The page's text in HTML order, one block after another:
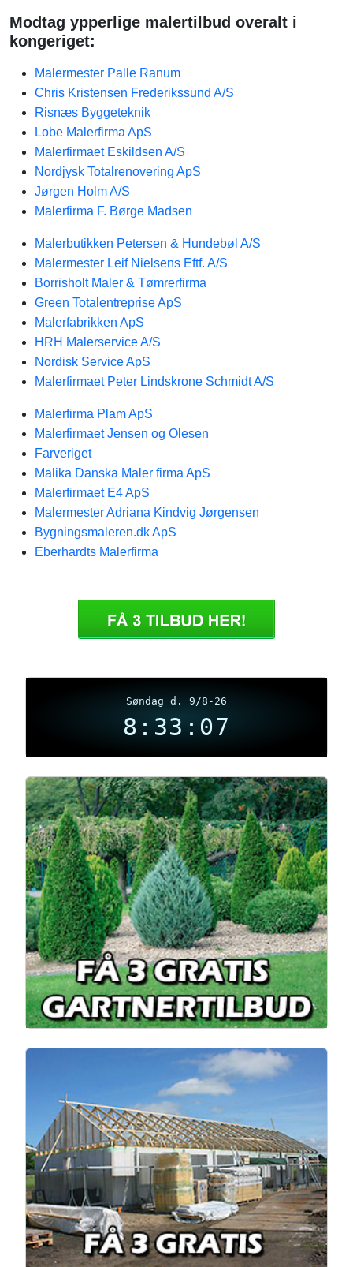
Modtag ypperlige malertilbud overalt i
kongeriget:
Malermester Palle Ranum
Chris Kristensen Frederikssund A/S
Risnæs Byggeteknik
Lobe Malerfirma ApS
Malerfirmaet Eskildsen A/S
Nordjysk Totalrenovering ApS
Jørgen Holm A/S
Malerfirma F. Børge Madsen
Malerbutikken Petersen & Hundebøl A/S
Malermester Leif Nielsens Eftf. A/S
Borrisholt Maler & Tømrerfirma
Green Totalentreprise ApS
Malerfabrikken ApS
HRH Malerservice A/S
Nordisk Service ApS
Malerfirmaet Peter Lindskrone Schmidt A/S
Malerfirma Plam ApS
Malerfirmaet Jensen og Olesen
Farveriget
Malika Danska Maler firma ApS
Malerfirmaet E4 ApS
Malermester Adriana Kindvig Jørgensen
Bygningsmaleren.dk ApS
Eberhardts Malerfirma
Søndag d. 9/8-26
8:33:08